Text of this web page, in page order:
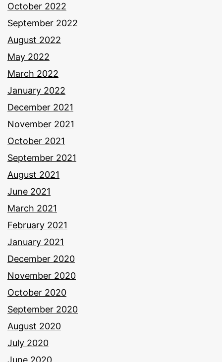
October 2022
September 2022
August 2022
May 2022
March 2022
January 2022
December 2021
November 2021
October 2021
September 2021
August 2021
June 2021
March 2021
February 2021
January 2021
December 2020
November 2020
October 2020
September 2020
August 2020
July 2020
June 2020